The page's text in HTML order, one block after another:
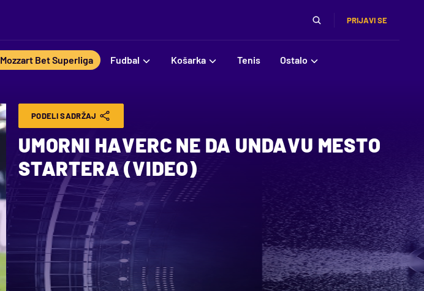
PRIJAVI SE
Mozzart Bet Superliga Fudbal Košarka Tenis Ostalo
PODELI SADRŽAJ
UMORNI HAVERC NE DA UNDAVU MESTO
STARTERA (VIDEO)